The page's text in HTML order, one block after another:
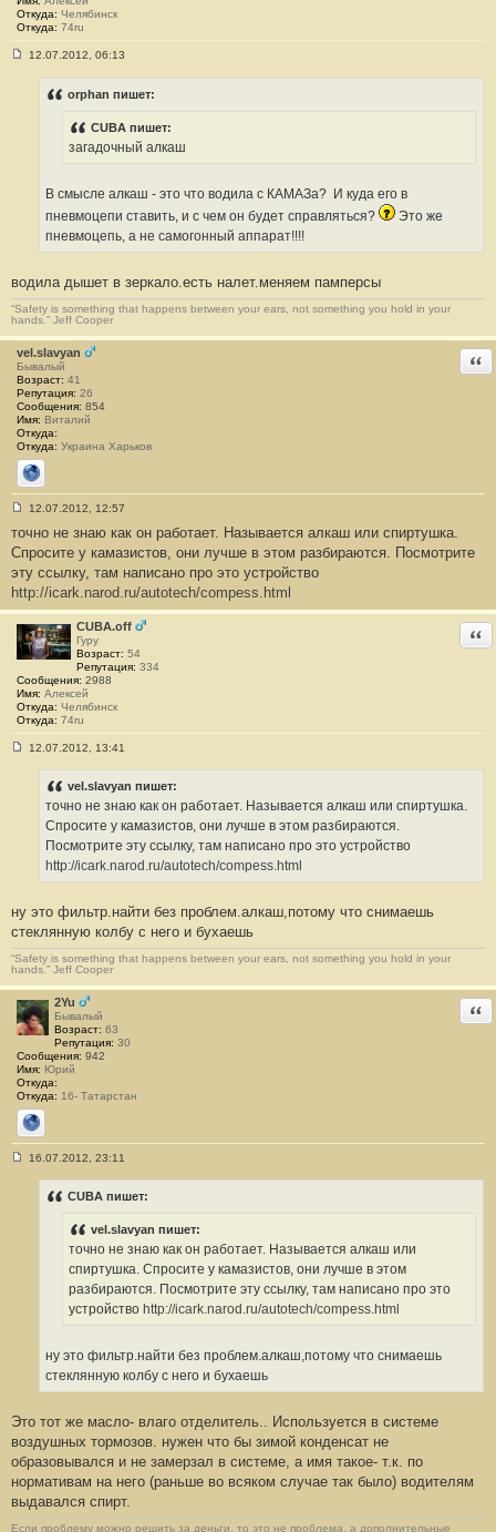
Откуда: Челябинск
Откуда: 74ru
12.07.2012, 06:13
orphan пишет:
CUBA пишет:
загадочный алкаш
В смысле алкаш - это что водила с КАМАЗа? И куда его в
пневмоцепи ставить, и с чем он будет справляться?
Это же
пневмоцепь, а не самогонный аппарат!!!!
водила дышет в зеркало.есть налет.меняем памперсы
“Safety is something that happens between your ears, not something you hold in your
hands.” Jeff Cooper
vel.slavyan
Бывалый
Возраст: 41
Репутация: 26
Сообщения: 854
Имя: Виталий
Откуда:
Откуда: Украина Харьков
Сайт
о
б
щ
е
н
и
е
#
1
12.07.2012, 12:57
точно не знаю как он работает. Называется алкаш или спиртушка.
Спросите у камазистов, они лучше в этом разбираются. Посмотрите
эту ссылку, там написано про это устройство
http://icark.narod.ru/autotech/compess.html
CUBA.off
Гуру
Возраст: 54
Репутация: 334
Сообщения: 2988
Имя: Алексей
Откуда: Челябинск
Откуда: 74ru
12.07.2012, 13:41
vel.slavyan пишет:
точно не знаю как он работает. Называется алкаш или спиртушка.
Спросите у камазистов, они лучше в этом разбираются.
Посмотрите эту ссылку, там написано про это устройство
http://icark.narod.ru/autotech/compess.html
ну это фильтр.найти без проблем.алкаш,потому что снимаешь
стеклянную колбу с него и бухаешь
“Safety is something that happens between your ears, not something you hold in your
hands.” Jeff Cooper
2Yu
Бывалый
Возраст: 63
Репутация: 30
Сообщения: 942
Имя: Юрий
Откуда:
Откуда: 16- Татарстан
Сайт
16.07.2012, 23:11
CUBA пишет:
vel.slavyan пишет:
точно не знаю как он работает. Называется алкаш или
спиртушка. Спросите у камазистов, они лучше в этом
разбираются. Посмотрите эту ссылку, там написано про это
устройство http://icark.narod.ru/autotech/compess.html
ну это фильтр.найти без проблем.алкаш,потому что снимаешь
стеклянную колбу с него и бухаешь
Это тот же масло- влаго отделитель.. Используется в системе
воздушных тормозов. нужен что бы зимой конденсат не
образовывался и не замерзал в системе, а имя такое- т.к. по
нормативам на него (раньше во всяком случае так было) водителям
выдавался спирт.
Если проблему можно решить за деньги, то это не проблема, а дополнительные